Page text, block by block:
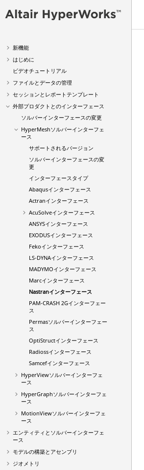
新機能
はじめに
ビデオチュートリアル
ファイルとデータの管理
セッションとレポートテンプレート
外部プロダクトとのインターフェース
ソルバーインターフェースの変更
HyperMeshソルバーインターフェ
ース
サポートされるバージョン
ソルバーインターフェースの変
更
インターフェースタイプ
Abaqusインターフェース
Actranインターフェース
AcuSolveインターフェース
ANSYSインターフェース
EXODUSインターフェース
Fekoインターフェース
LS-DYNAインターフェース
MADYMOインターフェース
Marcインターフェース
Nastranインターフェース
PAM-CRASH 2Gインターフェー
ス
Permasソルバーインターフェー
ス
OptiStructインターフェース
Radiossインターフェース
Samcefインターフェース
HyperViewソルバーインターフェ
ース
HyperGraphソルバーインターフェ
ース
MotionViewソルバーインターフェ
ース
エンティティとソルバーインターフェ
ース
モデルの構築とアセンブリ
ジオメトリ